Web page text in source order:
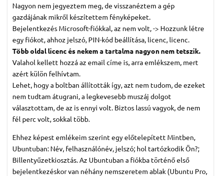
Nagyon nem jegyeztem meg, de visszanéztem a gép
gazdájának mikről készítettem fényképeket.
Bejelentkezés Microsoft-fiókkal, az nem volt, -> Hozzunk létre
egy fiókot, ahhoz jelszó, PIN-kód beállítása, licenc, licenc.
Több oldal licenc és nekem a tartalma nagyon nem tetszik.
Valahol kellett hozzá az email címe is, arra emlékszem, mert
azért külön felhívtam.
Lehet, hogy a boltban állították így, azt nem tudom, de ezeket
nem tudtam átugrani, a legkevesebb muszáj dolgot
választottam, de az is ennyi volt. Biztos lassú vagyok, de nem
fél perc volt, sokkal több.
Ehhez képest emlékeim szerint egy előtelepített Mintben,
Ubuntuban: Név, felhasználónév, jelszó; hol tartózkodik Ön?;
Billentyűzetkiosztás. Az Ubuntuban a fiókba történő első
bejelentkezéskor van néhány nemszeretem ablak (Ubuntu Pro,